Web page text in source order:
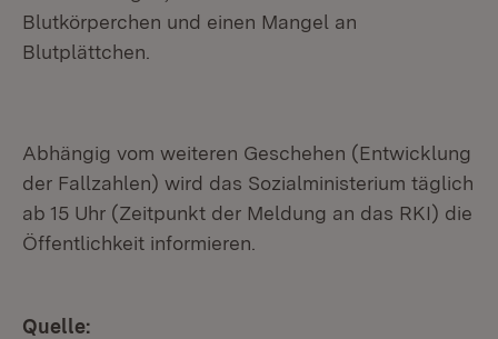
Blutkörperchen und einen Mangel an
Blutplättchen.
Abhängig vom weiteren Geschehen (Entwicklung
der Fallzahlen) wird das Sozialministerium täglich
ab 15 Uhr (Zeitpunkt der Meldung an das RKI) die
Öffentlichkeit informieren.
Quelle: